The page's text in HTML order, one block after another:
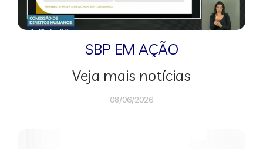
SBP EM AÇÃO
Veja mais notícias
08/06/2026